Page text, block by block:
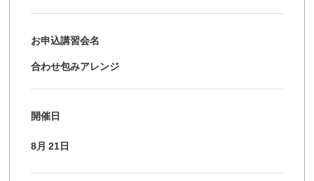
お申込講習会名
合わせ包みアレンジ
開催日
8月 21日